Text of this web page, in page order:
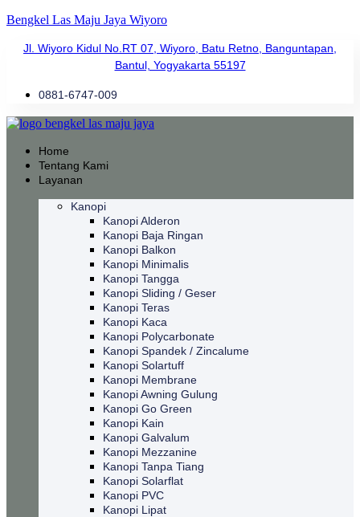
Bengkel Las Maju Jaya Wiyoro
Jl. Wiyoro Kidul No.RT 07, Wiyoro, Batu Retno, Banguntapan,
Bantul, Yogyakarta 55197
0881-6747-009
Home
Tentang Kami
Layanan
Kanopi
Kanopi Alderon
Kanopi Baja Ringan
Kanopi Balkon
Kanopi Minimalis
Kanopi Tangga
Kanopi Sliding / Geser
Kanopi Teras
Kanopi Kaca
Kanopi Polycarbonate
Kanopi Spandek / Zincalume
Kanopi Solartuff
Kanopi Membrane
Kanopi Awning Gulung
Kanopi Go Green
Kanopi Kain
Kanopi Galvalum
Kanopi Mezzanine
Kanopi Tanpa Tiang
Kanopi Solarflat
Kanopi PVC
Kanopi Lipat